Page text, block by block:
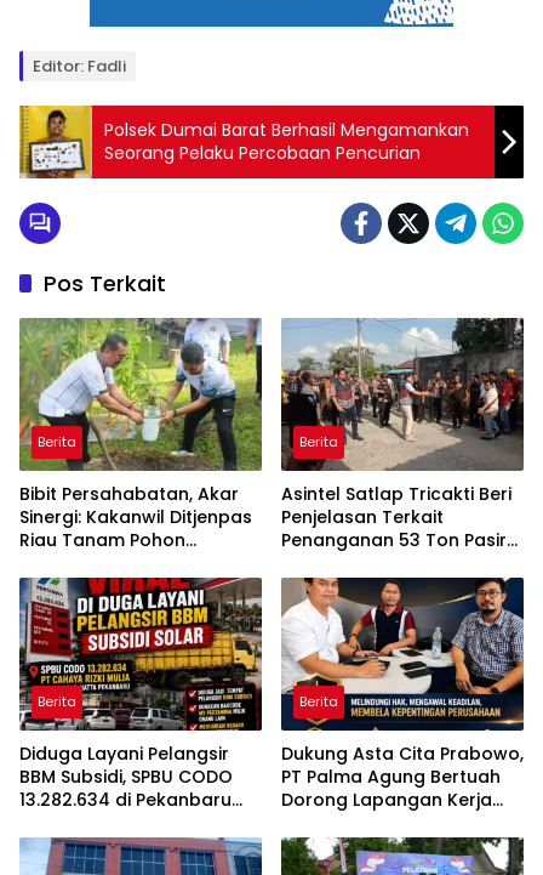
Editor: Fadli
Polsek Dumai Barat Berhasil Mengamankan
Seorang Pelaku Percobaan Pencurian
Pos Terkait
Berita
Bibit Persahabatan, Akar
Sinergi: Kakanwil Ditjenpas
Riau Tanam Pohon
Riau
Berita
Asintel Satlap Tricakti Beri
Penjelasan Terkait
Penanganan 53 Ton Pasir
Berita
Diduga Layani Pelangsir
BBM Subsidi, SPBU CODO
13.282.634 di Pekanbaru
Berita
Dukung Asta Cita Prabowo,
PT Palma Agung Bertuah
Dorong Lapangan Kerja